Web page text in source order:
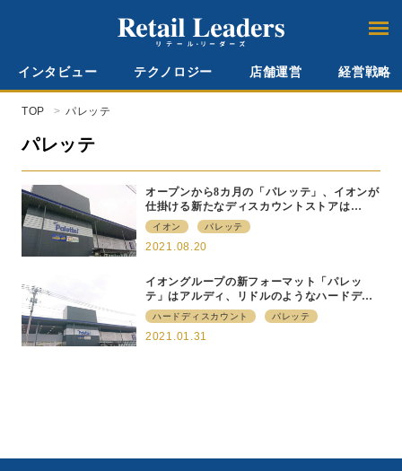
インタビュー テクノロジー 店舗運営 経営戦略
TOP パレッテ
パレッテ
オープンから8カ月の「パレッテ」、イオンが
仕掛ける新たなディスカウントストアは
日々、進化中
イオン パレッテ
2021.08.20
イオングループの新フォーマット「パレッ
テ」はアルディ、リドルのようなハードディ
スカウントだ
ハードディスカウント パレッテ
2021.01.31